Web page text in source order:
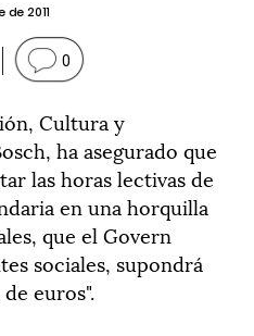
2011
0
Cultura y
ha asegurado que
las horas lectivas de
en una horquilla
que el Govern
sociales, supondrá
euros".